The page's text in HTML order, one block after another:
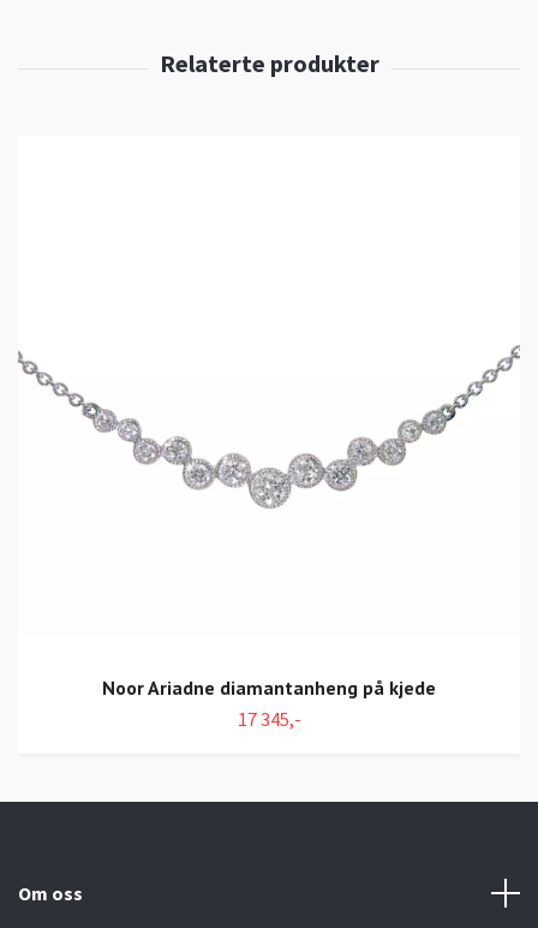
Noor Ariadne diamantanheng på kjede
17 345,-
Om oss